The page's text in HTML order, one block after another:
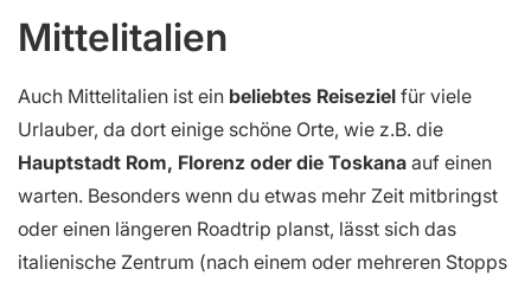
Mittelitalien
Auch Mittelitalien ist ein beliebtes Reiseziel für viele
Urlauber, da dort einige schöne Orte, wie z.B. die
Hauptstadt Rom, Florenz oder die Toskana auf einen
warten. Besonders wenn du etwas mehr Zeit mitbringst
oder einen längeren Roadtrip planst, lässt sich das
italienische Zentrum (nach einem oder mehreren Stopps